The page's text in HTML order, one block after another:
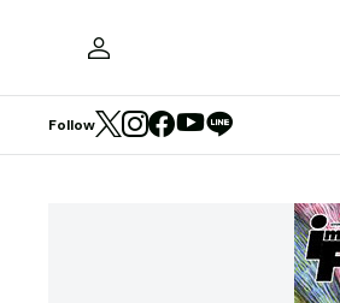
Follow